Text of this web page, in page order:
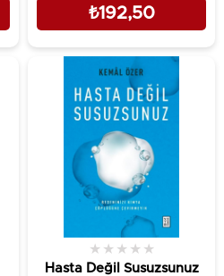
₺192,50
Hasta Değil Susuzsunuz
★ ★ ★ ★ ★